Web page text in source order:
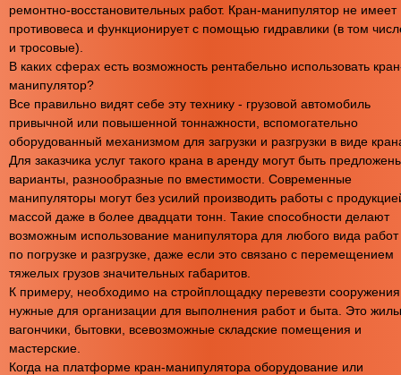
ремонтно-восстановительных работ. Кран-манипулятор не имеет
противовеса и функционирует с помощью гидравлики (в том
и тросовые).
В каких сферах есть возможность рентабельно использовать
манипулятор?
Все правильно видят себе эту технику - грузовой автомобиль
привычной или повышенной тоннажности, вспомогательно
оборудованный механизмом для загрузки и разгрузки в виде
Для заказчика услуг такого крана в аренду могут быть
варианты, разнообразные по вместимости. Современные
манипуляторы могут без усилий производить работы с
массой даже в более двадцати тонн. Такие способности делают
возможным использование манипулятора для любого вида работ
по погрузке и разгрузке, даже если это связано с перемещением
тяжелых грузов значительных габаритов.
К примеру, необходимо на стройплощадку перевезти
нужные для организации для выполнения работ и быта. Это
вагончики, бытовки, всевозможные складские помещения и
мастерские.
Когда на платформе кран-манипулятора оборудование или